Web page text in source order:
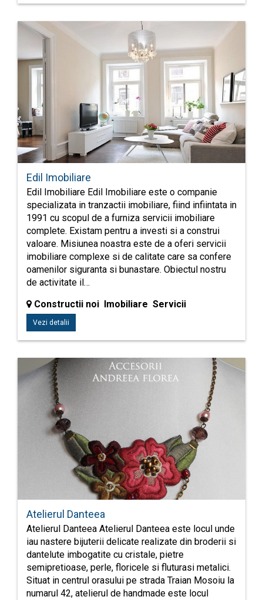
Edil Imobiliare
Edil Imobiliare Edil Imobiliare este o companie
specializata in tranzactii imobiliare, fiind infiintata in
1991 cu scopul de a furniza servicii imobiliare
complete. Existam pentru a investi si a construi
valoare. Misiunea noastra este de a oferi servicii
imobiliare complexe si de calitate care sa confere
oamenilor siguranta si bunastare. Obiectul nostru
de activitate il…
Constructii noi Imobiliare Servicii
Vezi detalii
Atelierul Danteea
Atelierul Danteea Atelierul Danteea este locul unde
iau nastere bijuterii delicate realizate din broderii si
dantelute imbogatite cu cristale, pietre
semipretioase, perle, floricele si fluturasi metalici.
Situat in centrul orasului pe strada Traian Mosoiu la
numarul 42, atelierul de handmade este locul